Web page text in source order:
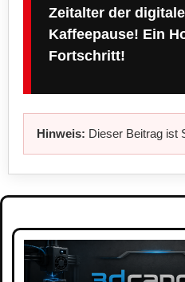
Zeitalter der
Kaffeepause! Ein
Fortschritt!
Hinweis: Dieser Beitrag ist